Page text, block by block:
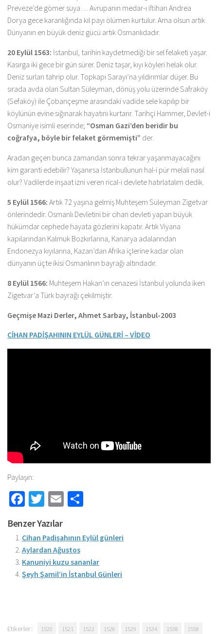
Preveze’de gömer suya… Avrupanın medar-ı iftiharı Andrea
Dorya gece karanlığında kıl payı ölümen kurtulur. Ama olsun artık
Dünyanın en büyük deniz gücü artık Osmanlıdadır.
20 Eylül 1563: İstanbul, tarihin kaydetmediği bir sel felaketi yaşar.
Kasırga iki gece bir gün sürer. Deniz taşar, kıyı köyleri helak olur.
Deniz surları tahrip olur. Topkapı Sarayı’na yıldırımlar düşer. Bu
sırada avda olan Sultan Süleyman, dönüş yolu üzerinde Safraköy
(Sefaköy) ile Çobançeşme arasındaki vadide sele kapılıp bir
köylünün evine sığınarak hayatını kurtarır. Tarihçi Hammer, Devlet-i
Osmaniye isimli eserinde; “Osman Gazi’den beridir bu
coğrafya, böyle bir felaket görmemişti” der.
Aradan geçen bunca zamandan sonra tekrar yaşanmayacağını
kim garanti edebilir? Yaşanırsa İstanbullunun hal-i pür melali nasıl
olur? Vadilerde inşaat izni veren rical-i devlete hatırlatalım dedik.
5 Eylül 1566: Artık 72 yaşına gelmiş Muhteşem Süleyman Zigetvar
önlerindedir. Osmanlı Devletini bir cihan devleti yapan büyük
hükümdar cephede hayata gözlerini kapatır. Artık Viyana
kapılarından Kalmuk Bozkırlarına, Kanarya adalarından
Endonezya kıyılarına, Kazan’dan Afrika içlerine kadar olan
dünyanın üçte ikisi Osmanlının bayrağı altındadır.
8 Eylül 1566: Muhteşem Hakan’ın cenazesi İstanbul yolunda iken
Zigetvar’a Türk bayrağı çekilmiştir.
Geçmişe Mazi Derler, Ahmet Sarbay, İstanbul-2003
CİHAN PADİŞAHININ EYLÜL GÜNLERİ – VİDEO
Paylaşın:
Facebook
Twitter
Email
Benzer Yazılar
Cihan Padişahının Eylül günleri
Aylardan Ağustos
Kanuniyi kuzu sananlar
Şeyh Şamil’in İstanbul Günleri
Etikerler: 1520 1521 1522 1526 1529 1534 1538
1558